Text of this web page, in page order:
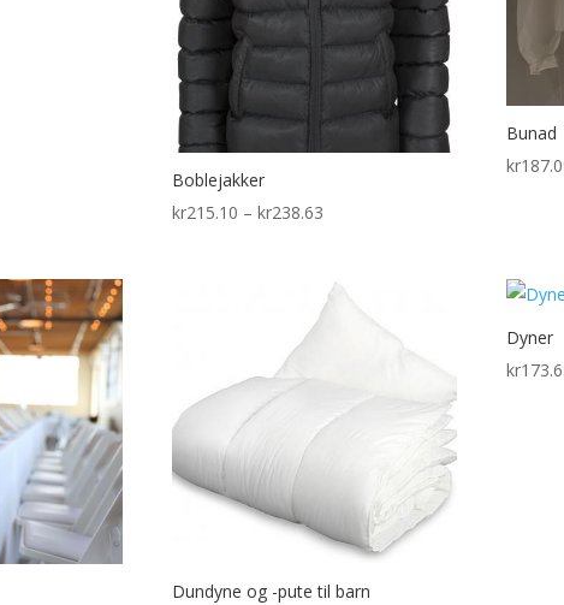
Boblejakker
kr215.10 – kr238.63
through
Bunad
kr
Dundyne og -pute til barn
Dyner
kr